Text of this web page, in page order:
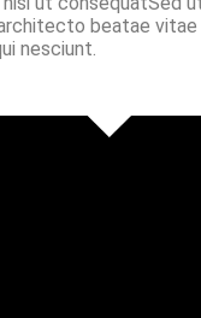
beatae
nesciunt.